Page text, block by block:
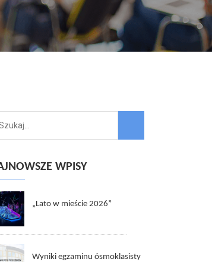
WPISY
„Lato w mieście 2026”
Wyniki egzaminu ósmoklasisty